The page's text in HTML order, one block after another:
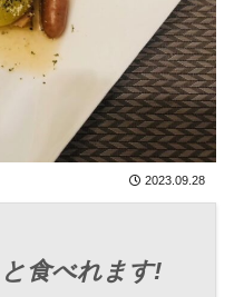
2023.09.28
食べれます!